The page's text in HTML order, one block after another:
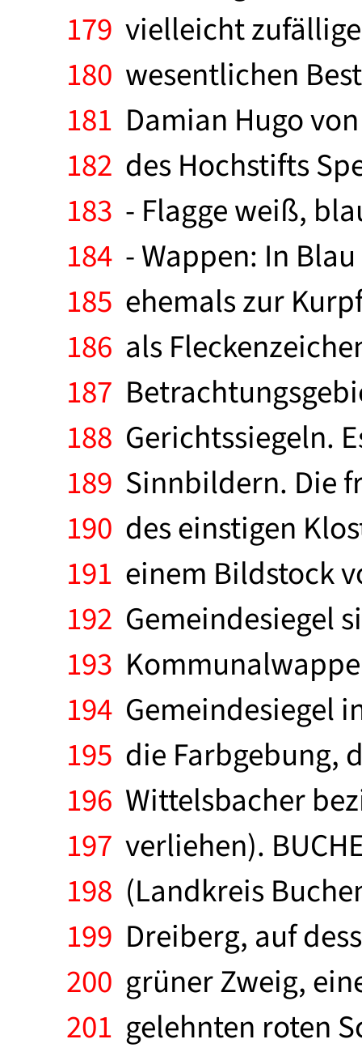
179 vielleicht
180 wesentlichen
181 Damian Hugo
182 des Hochstifts
183 - Flagge weiß,
184 - Wappen: In
185 ehemals zur
186 als
187
188 Gerichtssiegeln.
189 Sinnbildern. Die
190 des einstigen
191 einem Bildstock
192 Gemeindesiegel
193
194 Gemeindesiegel
195 die Farbgebung,
196 Wittelsbacher
197 verliehen).
198 (Landkreis
199 Dreiberg, auf
200 grüner Zweig,
201 gelehnten roten